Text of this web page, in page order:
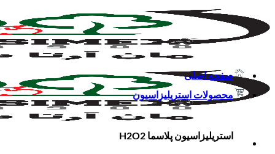
to
content
صفحه اصلی
محصولات استریلیزاسیون
استریلیزاسیون پلاسما H2O2